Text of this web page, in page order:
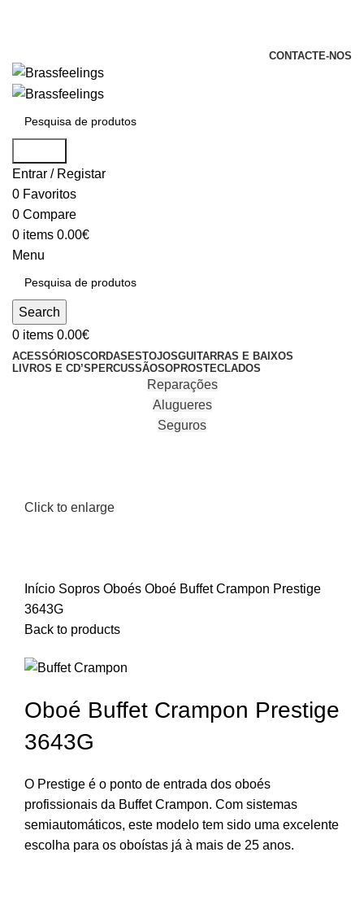
CONTACTE-NOS
Entrar / Registar
0 Favoritos
0 Compare
0 items 0.00€
Menu
Search
0 items 0.00€
ACESSÓRIOSCORDAS ESTOJOSGUITARRAS E BAIXOS
LIVROS E CD’S PERCUSSÃOSOPROSTECLADOS
Reparações
Alugueres
Seguros
Click to enlarge
Início Sopros Oboés Oboé Buffet Crampon Prestige
3643G
Back to products
Oboé Buffet Crampon Prestige
3643G
O Prestige é o ponto de entrada dos oboés
profissionais da Buffet Crampon. Com sistemas
semiautomáticos, este modelo tem sido uma excelente
escolha para os oboístas já à mais de 25 anos.